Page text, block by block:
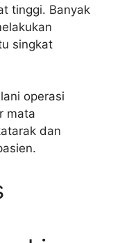
tinggi. Banyak
singkat
operasi
mata
dan